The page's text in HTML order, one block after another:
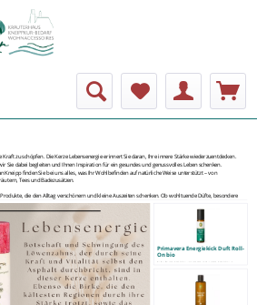
zu schöpfen. Die Kerze Lebensenergie erinnert Sie daran, Ihre innere Stärke wiederzuentdecken.
Sie dabei begleiten und Ihnen Inspiration für ein gesundes und genussvolles Leben schenken.
Kneipp finden Sie bei uns alles, was Ihr Wohlbefinden auf natürliche Weise unterstützt – von
Tees und Badezusätzen.
die den Alltag verschönern und kleine Auszeiten schenken. Ob wohltuende Düfte, besondere
Sie Dinge, die Körper, Geist und Seele guttun und das Leben ein Stück bunter machen.
– 90 180.
wir regelmäßig über Neuheiten, Aktionen und Inspirationen rund um Gesundheit,
Primavera Energiekick Duft Roll-
On bio
Inhalt 10 Milliliter (119,00 € * / 100 Milliliter)